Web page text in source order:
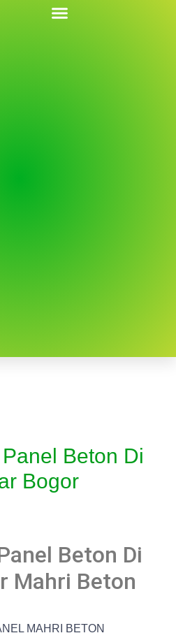
Beton Di
Bogor
Beton Di
Mahri Beton